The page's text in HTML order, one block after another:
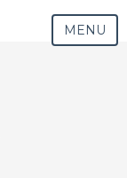
MENU